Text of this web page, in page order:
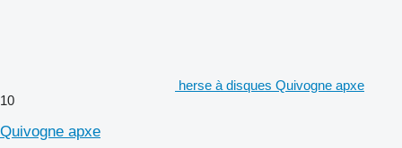
herse à disques Quivogne apxe
10
Quivogne apxe